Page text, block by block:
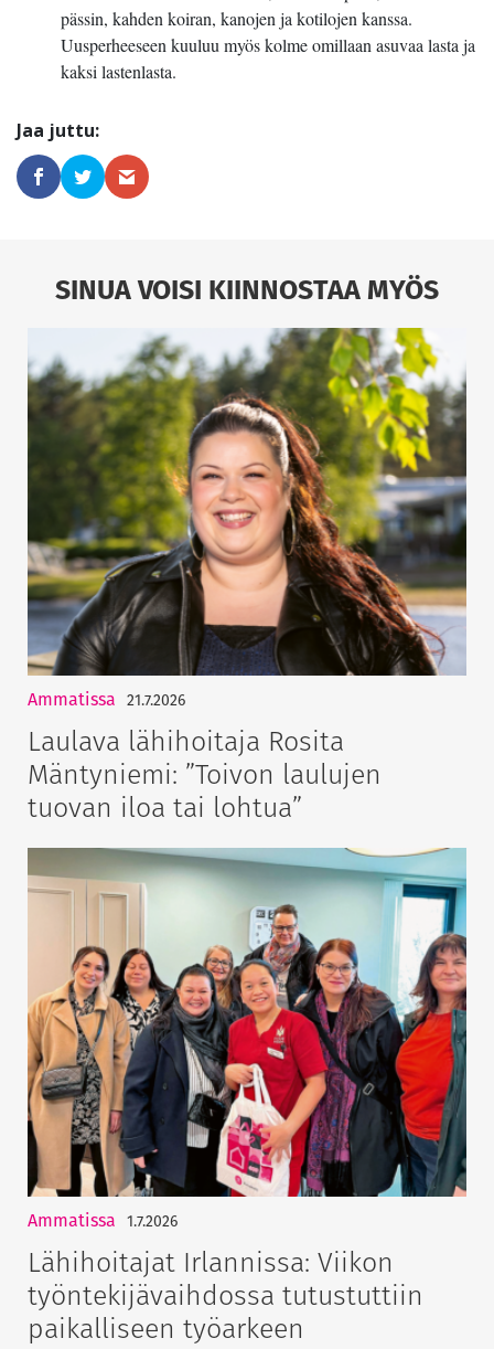
pässin, kahden koiran, kanojen ja kotilojen kanssa.
Uusperheeseen kuuluu myös kolme omillaan asuvaa lasta ja
kaksi lastenlasta.
SINUA VOISI KIINNOSTAA MYÖS
Ammatissa 21.7.2026
Laulava lähihoitaja Rosita
Mäntyniemi: ”Toivon laulujen
tuovan iloa tai lohtua”
Ammatissa 1.7.2026
Lähihoitajat Irlannissa: Viikon
työntekijävaihdossa tutustuttiin
paikalliseen työarkeen